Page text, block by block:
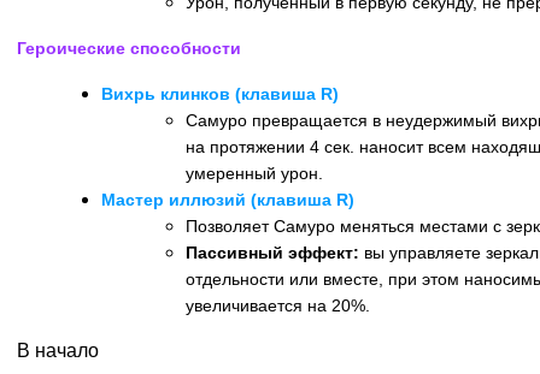
Героические способности
Вихрь клинков (клавиша R)
Самуро превращается в неудержимый
на протяжении 4 сек. наносит всем
умеренный урон.
Мастер иллюзий (клавиша R)
Позволяет Самуро меняться местами с
Пассивный эффект: вы управляете
отдельности или вместе, при этом
увеличивается на 20%.
В начало